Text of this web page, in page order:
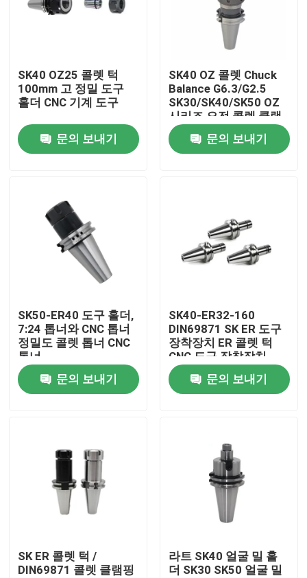
제품
회사 소개
공장 여행
품질 관리
인용문을 요구하세요
SK 툴 홀더
SK40 OZ25 콜렛 턱
100mm 고 정밀 도구
홀더 CNC 기계 도구
문의 보내기
SK40 OZ 콜렛 Chuck
Balance G6.3/G2.5
SK30/SK40/SK50 OZ
시리즈 오전 콜렛 클램
핑 도구
문의 보내기
SK50-ER40 도구 홀더,
7:24 톱너와 CNC 톱너
정밀도 콜렛 톱너 CNC
톱너
문의 보내기
SK40-ER32-160
DIN69871 SK ER 도구
장착장치 ER 콜렛 턱
CNC 도구 장착장치
문의 보내기
SK ER 콜렛 턱 /
DIN69871 콜렛 클램핑
라트 SK40 얼굴 밀 홀
더 SK30 SK50 얼굴 밀